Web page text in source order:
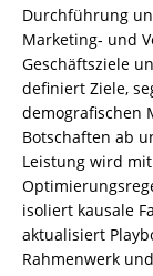
Durchführung
Marketing‑ und
Geschäftsziele
definiert Ziele,
demografischen
Botschaften ab
Leistung wird
isoliert kausale
aktualisiert
Rahmenwerk